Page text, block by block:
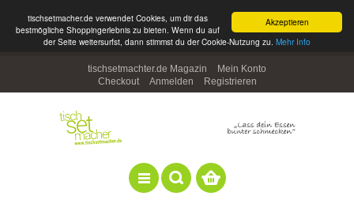
Akzeptieren
tischsetmacher.de verwendet Cookies, um dir das
bestmögliche Shoppingerlebnis zu bieten. Wenn du auf
der Seite weitersurfst, dann stimmst du der Cookie-Nutzung zu. Mehr Info
tischsetmachter.de Magazin
Mein Konto
Checkout
Anmelden Registrieren